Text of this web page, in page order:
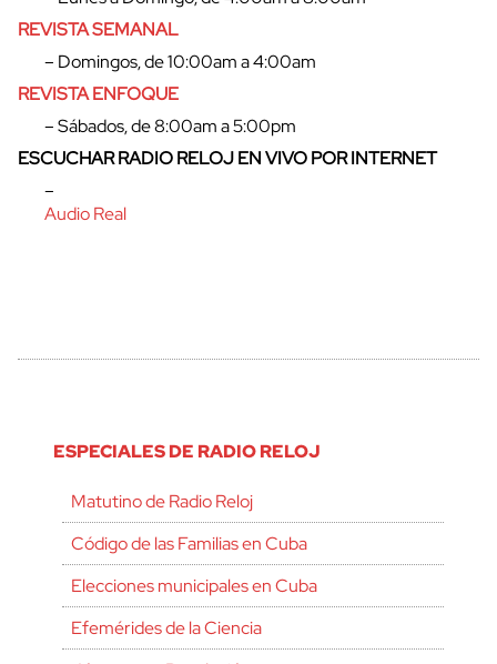
cerrar
REVISTA SEMANAL
– Domingos, de 10:00am a 4:00am
REVISTA ENFOQUE
– Sábados, de 8:00am a 5:00pm
ESCUCHAR RADIO RELOJ EN VIVO POR INTERNET
–
Audio Real
ESPECIALES DE RADIO RELOJ
Matutino de Radio Reloj
Código de las Familias en Cuba
Elecciones municipales en Cuba
Efemérides de la Ciencia